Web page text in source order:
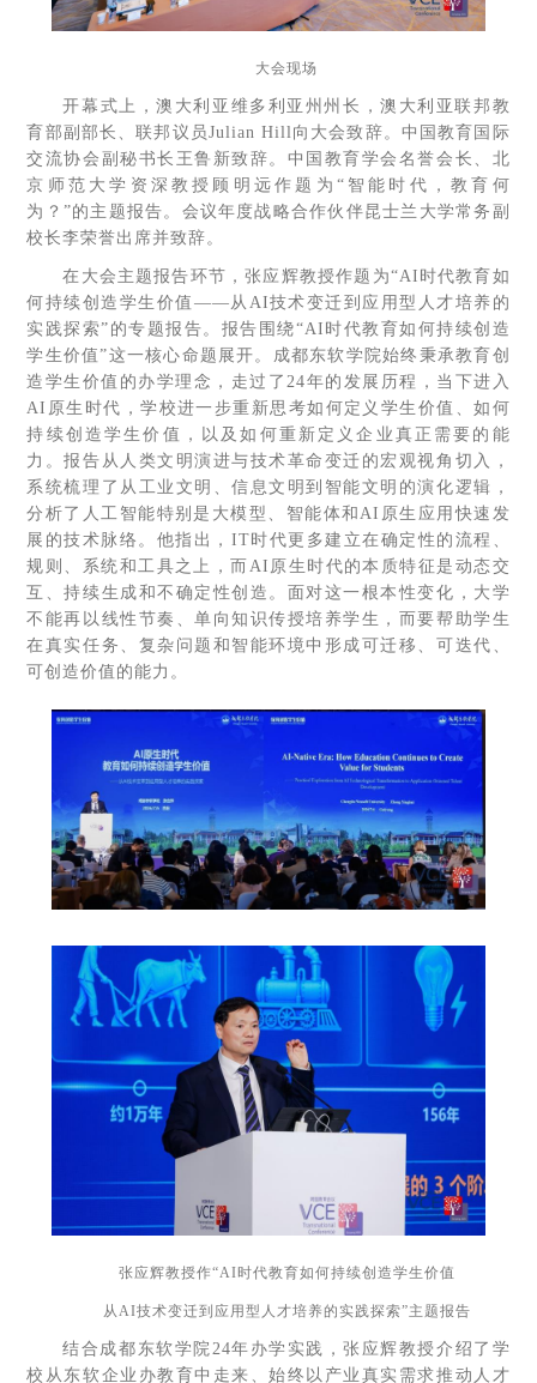
大会现场
开幕式上，澳大利亚维多利亚州州长，澳大利亚联邦教
育部副部长、联邦议员Julian Hill向大会致辞。中国教育国际
交流协会副秘书长王鲁新致辞。中国教育学会名誉会长、北
京师范大学资深教授顾明远作题为“智能时代，教育何
为？”的主题报告。会议年度战略合作伙伴昆士兰大学常务副
校长李荣誉出席并致辞。
在大会主题报告环节，张应辉教授作题为“AI时代教育如
何持续创造学生价值——从AI技术变迁到应用型人才培养的
实践探索”的专题报告。报告围绕“AI时代教育如何持续创造
学生价值”这一核心命题展开。成都东软学院始终秉承教育创
造学生价值的办学理念，走过了24年的发展历程，当下进入
AI原生时代，学校进一步重新思考如何定义学生价值、如何
持续创造学生价值，以及如何重新定义企业真正需要的能
力。报告从人类文明演进与技术革命变迁的宏观视角切入，
系统梳理了从工业文明、信息文明到智能文明的演化逻辑，
分析了人工智能特别是大模型、智能体和AI原生应用快速发
展的技术脉络。他指出，IT时代更多建立在确定性的流程、
规则、系统和工具之上，而AI原生时代的本质特征是动态交
互、持续生成和不确定性创造。面对这一根本性变化，大学
不能再以线性节奏、单向知识传授培养学生，而要帮助学生
在真实任务、复杂问题和智能环境中形成可迁移、可迭代、
可创造价值的能力。
张应辉教授作“AI时代教育如何持续创造学生价值
从AI技术变迁到应用型人才培养的实践探索”主题报告
结合成都东软学院24年办学实践，张应辉教授介绍了学
校从东软企业办教育中走来、始终以产业真实需求推动人才